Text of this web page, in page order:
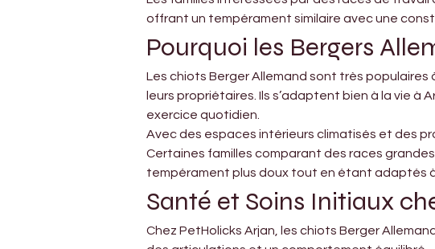
offrant un tempérament similaire avec une
Pourquoi les Bergers
Les chiots Berger Allemand sont très
leurs propriétaires. Ils s’adaptent bien à la vie à
exercice quotidien.
Avec des espaces intérieurs climatisés et des
Certaines familles comparant des races
tempérament plus doux tout en étant adaptés à
Santé et Soins Initiaux
Chez PetHolicks Arjan, les chiots Berger